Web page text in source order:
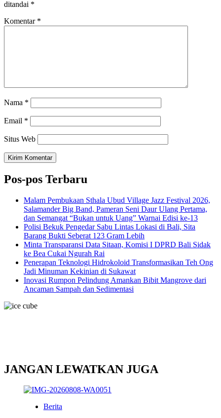
ditandai *
Komentar *
Nama *
Email *
Situs Web
Pos-pos Terbaru
Malam Pembukaan Sthala Ubud Village Jazz Festival 2026,
Salamander Big Band, Pameran Seni Daur Ulang Pertama,
dan Semangat “Bukan untuk Uang” Warnai Edisi ke-13
Polisi Bekuk Pengedar Sabu Lintas Lokasi di Bali, Sita
Barang Bukti Seberat 123 Gram Lebih
Minta Transparansi Data Sitaan, Komisi I DPRD Bali Sidak
ke Bea Cukai Ngurah Rai
Penerapan Teknologi Hidrokoloid Transformasikan Teh Ong
Jadi Minuman Kekinian di Sukawat
Inovasi Rumpon Pelindung Amankan Bibit Mangrove dari
Ancaman Sampah dan Sedimentasi
JANGAN LEWATKAN JUGA
Berita